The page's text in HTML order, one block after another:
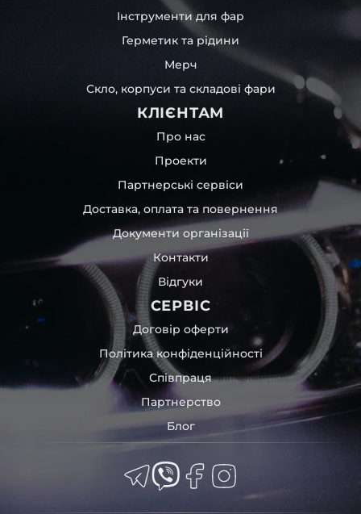
Інструменти для фар
Герметик та рідини
Мерч
Скло, корпуси та складові фари
КЛІЄНТАМ
Про нас
Проекти
Партнерські сервіси
Доставка, оплата та повернення
Документи організації
Контакти
Відгуки
СЕРВІС
Договір оферти
Політика конфіденційності
Співпраця
Партнерство
Блог